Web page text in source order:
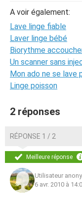
A voir également:
Lave linge fiable
Laver linge bébé
Biorythme
Un scanner sans
Mon ado ne se lave
Linge poisson
2 réponses
RÉPONSE 1 / 2
Meilleure réponse
Utilisateur
6 avr. 2010 à